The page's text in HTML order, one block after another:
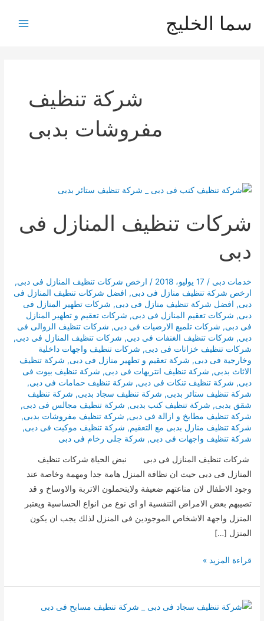
سما الخليج
شركة تنظيف
مفروشات بدبى
شركات تنظيف المنازل فى
دبى
خدمات دبى / 17 يوليو، 2018 / ارخص شركات تنظيف المنازل فى دبى,
ارخص شركة تنظيف منازل فى دبى, افضل شركات تنظيف المنازل فى
دبى, افضل شركة تنظيف منازل فى دبى, شركات تطهير المنازل فى
دبى, شركات تعقيم المنازل فى دبى, شركات تعقيم و تطهير المنازل
فى دبى, شركات تلميع الارضيات فى دبى, شركات تنظيف الزوالى فى
دبى, شركات تنظيف الغنفات فى دبى, شركات تنظيف المنازل فى دبى,
شركات تنظيف خزانات فى دبى, شركات تنظيف واجهات داخلية
وخارجية فى دبى, شركة تعقيم و تطهير منازل فى دبى, شركة تنظيف
الاثاث بدبى, شركة تنظيف انتريهات فى دبى, شركة تنظيف بيوت فى
دبى, شركة تنظيف تنكات فى دبى, شركة تنظيف حمامات فى دبى,
شركة تنظيف ستائر بدبى, شركة تنظيف سجاد بدبى, شركة تنظيف
شقق بدبى, شركة تنظيف كنب بدبى, شركة تنظيف مجالس فى دبى,
شركة تنظيف مطابخ و ازالة فى دبى, شركة تنظيف مفروشات بدبى,
شركة تنظيف منازل بدبى مع التعقيم, شركة تنظيف موكيت فى دبى,
شركة تنظيف واجهات فى دبى, شركة جلى رخام فى دبى
شركات تنظيف المنازل فى دبى نبض الحياة شركات تنظيف
المنازل فى دبى حيث ان نظافة المنزل هامة جدا ومهمة وخاصة عند
وجود الاطفال لان مناعتهم ضعيفة ولايتحملون الاتربة والاوساخ و قد
تصيبهم بعض الامراض التنفسية او اى نوع من انواع الحساسية ويعتبر
المنزل واجهة الاشخاص الموجودين فى المنزل لذلك يجب ان يكون
المنزل […]
شركات
المنازل
فى
قراءة المزيد »